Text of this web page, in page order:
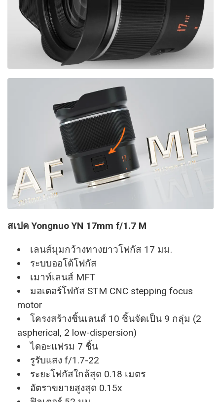
สเปค Yongnuo YN 17mm f/1.7 M
เลนส์มุมกว้างทางยาวโฟกัส 17 มม.
ระบบออโต้โฟกัส
เมาท์เลนส์ MFT
มอเตอร์โฟกัส STM CNC stepping focus
motor
โครงสร้างชิ้นเลนส์ 10 ชิ้นจัดเป็น 9 กลุ่ม (2
aspherical, 2 low-dispersion)
ไดอะแฟรม 7 ชิ้น
รูรับแสง f/1.7-22
ระยะโฟกัสใกล้สุด 0.18 เมตร
อัตราขยายสูงสุด 0.15x